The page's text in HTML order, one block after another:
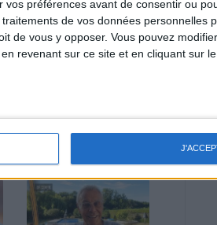
préférences avant de consentir ou
de vos données personnelles
de vous y opposer. Vous pouvez
revenant sur ce site et en cliquant sur
participant à des vidéo-
du programme.
Comment perdre le
dernier kilo avant la
29/07/2026